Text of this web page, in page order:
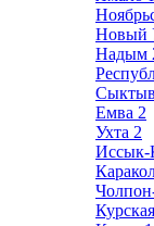
Новый
Надым
Емва 2
Ухта 2
Иссык-